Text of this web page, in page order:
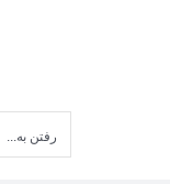
رفتن به...